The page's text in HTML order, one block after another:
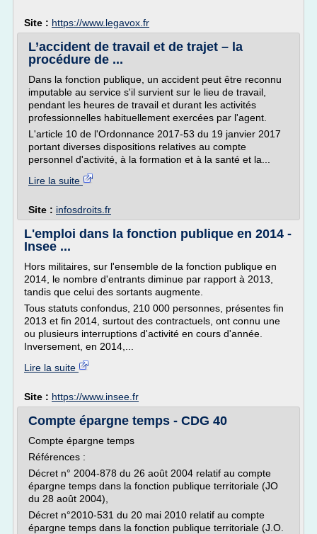
Site : https://www.legavox.fr
L’accident de travail et de trajet – la
procédure de ...
Dans la fonction publique, un accident peut être reconnu
imputable au service s'il survient sur le lieu de travail,
pendant les heures de travail et durant les activités
professionnelles habituellement exercées par l'agent.
L'article 10 de l'Ordonnance 2017-53 du 19 janvier 2017
portant diverses dispositions relatives au compte
personnel d'activité, à la formation et à la santé et la...
Lire la suite
Site : infosdroits.fr
L'emploi dans la fonction publique en 2014 -
Insee ...
Hors militaires, sur l'ensemble de la fonction publique en
2014, le nombre d'entrants diminue par rapport à 2013,
tandis que celui des sortants augmente.
Tous statuts confondus, 210 000 personnes, présentes fin
2013 et fin 2014, surtout des contractuels, ont connu une
ou plusieurs interruptions d'activité en cours d'année.
Inversement, en 2014,...
Lire la suite
Site : https://www.insee.fr
Compte épargne temps - CDG 40
Compte épargne temps
Références :
Décret n° 2004-878 du 26 août 2004 relatif au compte
épargne temps dans la fonction publique territoriale (JO
du 28 août 2004),
Décret n°2010-531 du 20 mai 2010 relatif au compte
épargne temps dans la fonction publique territoriale (J.O.